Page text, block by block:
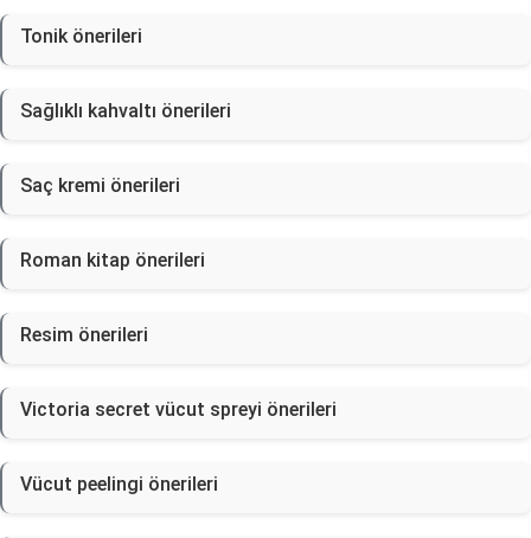
Tonik önerileri
Sağlıklı kahvaltı önerileri
Saç kremi önerileri
Roman kitap önerileri
Resim önerileri
Victoria secret vücut spreyi önerileri
Vücut peelingi önerileri